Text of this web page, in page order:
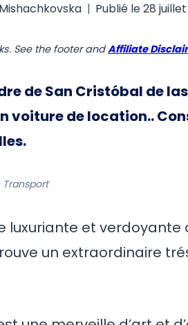
Publié le28
See the footer andAffiliate
de San Cristóbal de
voiture de location..
Transport
luxuriante et
un extraordinaire